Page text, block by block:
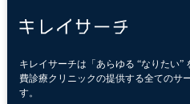
キレイサーチは「あらゆる “なりたい”
費診療クリニックの提供する全てのサ
す。